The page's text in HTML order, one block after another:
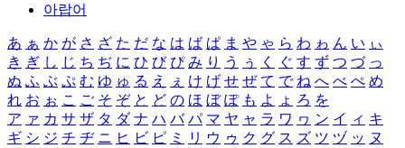
아랍어
あ ぁ か が さ ざ た だ な は ば ぱ ま や ゃ ら わ ゎ ん い ぃ
き ぎ し じ ち ぢ に ひ び ぴ み り う ぅ く ぐ す ず つ づ っ
ぬ ふ ぶ ぷ む ゆ ゅ る え ぇ け げ せ ぜ て で ね へ べ ぺ め
れ お ぉ こ ご そ ぞ と ど の ほ ぼ ぽ も よ ょ ろ を
ア ァ カ サ ザ タ ダ ナ ハ バ パ マ ヤ ャ ラ ワ ヮ ン イ ィ キ
ギ シ ジ チ ヂ ニ ヒ ビ ピ ミ リ ウ ゥ ク グ ス ズ ツ ヅ ッ ヌ